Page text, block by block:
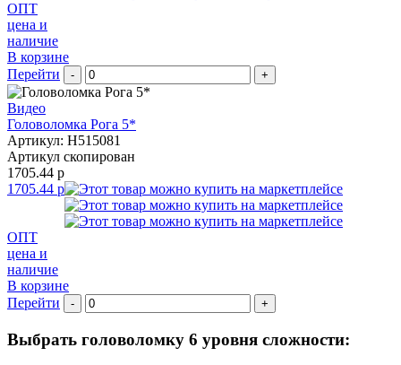
ОПТ
цена и
наличие
В корзине
Перейти
- +
Видео
Головоломка Рога 5*
Артикул: H515081
Артикул скопирован
1705.44 р
1705.44 р
ОПТ
цена и
наличие
В корзине
Перейти
- +
Выбрать головоломку 6 уровня сложности: